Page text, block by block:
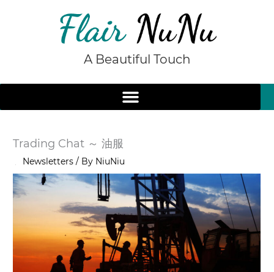
A Beautiful Touch
Trading Chat ～ 油服
Newsletters / By NiuNiu